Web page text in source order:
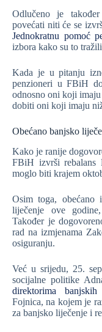
Odlučeno je
povećati niti će se
Jednokratnu pomoć
izbora kako su to
Kada je u pitanju
penzioneri u FBiH
odnosno oni koji
dobiti oni koji imaju
Obećano banjsko
Kako je ranije
FBiH izvrši rebalans
moglo biti krajem
Osim toga,
liječenje ove
Također je
rad na izmjenama
osiguranju.
Već u srijedu, 25.
socijalne politike
direktorima banjskih
Fojnica, na kojem je
za banjsko liječenje i